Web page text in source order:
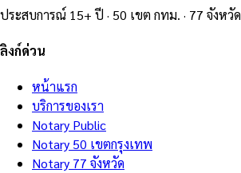
ประสบการณ์ 15+ ปี · 50 เขต กทม. · 77 จังหวัด
ลิงก์ด่วน
หน้าแรก
บริการของเรา
Notary Public
Notary 50 เขตกรุงเทพ
Notary 77 จังหวัด